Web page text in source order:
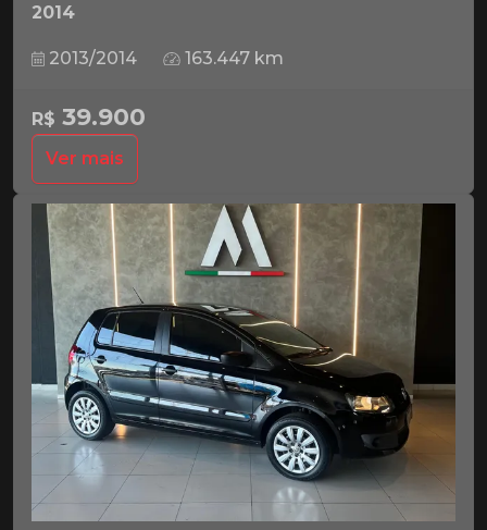
2014
2013/2014 163.447 km
R$ 39.900
Ver mais